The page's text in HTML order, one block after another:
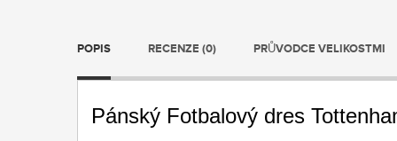
POPIS RECENZE (0) PRŮVODCE VELIKOSTMI
Pánský Fotbalový dres